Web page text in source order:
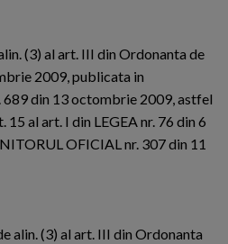
(3) al art. III din Ordonanta de
2009, publicata in
din 13 octombrie 2009, astfel
al art. I din LEGEA nr. 76 din 6
OFICIAL nr. 307 din 11
alin. (3) al art. III din Ordonanta